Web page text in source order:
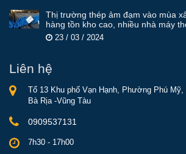
Thị trường thép ảm đạm vào mùa
hàng tồn kho cao, nhiều nhà máy
23 / 03 / 2024
Liên hệ
Tổ 13 Khu phố Vạn Hạnh, Phường Phú
Bà Rịa -Vũng Tàu
0909537131
7h30 - 17h00